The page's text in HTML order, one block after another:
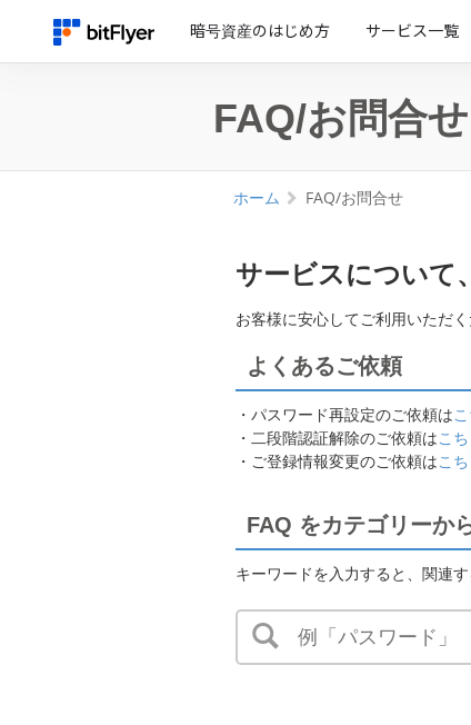
暗号資産のはじめ方 サービス一覧
FAQ/お問合せ
ホーム FAQ/お問合せ
サービスについて
お客様に安心してご利用いただ
よくあるご依頼
・パスワード再設定のご依頼は
・二段階認証解除のご依頼はこ
・ご登録情報変更のご依頼はこ
FAQ をカテゴリーか
キーワードを入力すると、関連す